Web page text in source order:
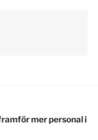
mer personal i